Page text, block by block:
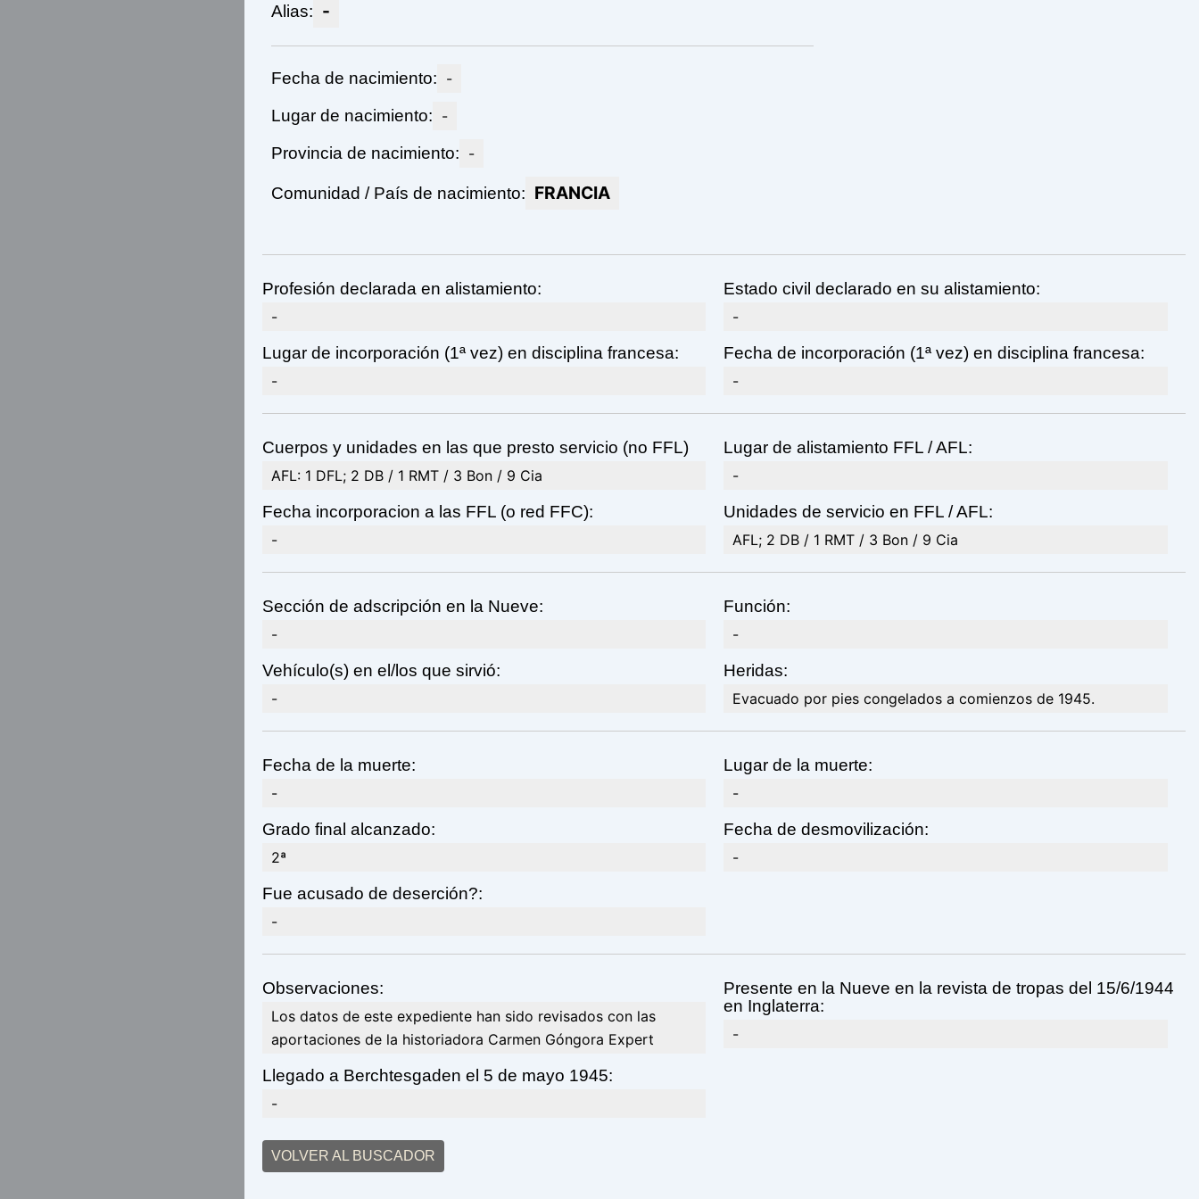
Alias: -
Fecha de nacimiento: -
Lugar de nacimiento: -
Provincia de nacimiento: -
Comunidad / País de nacimiento: FRANCIA
Profesión declarada en alistamiento:
-
Estado civil declarado en su alistamiento:
-
Lugar de incorporación (1ª vez) en disciplina francesa:
-
Fecha de incorporación (1ª vez) en disciplina francesa:
-
Cuerpos y unidades en las que presto servicio (no FFL)
AFL: 1 DFL; 2 DB / 1 RMT / 3 Bon / 9 Cia
Lugar de alistamiento FFL / AFL:
-
Fecha incorporacion a las FFL (o red FFC):
-
Unidades de servicio en FFL / AFL:
AFL; 2 DB / 1 RMT / 3 Bon / 9 Cia
Sección de adscripción en la Nueve:
-
Función:
-
Vehículo(s) en el/los que sirvió:
-
Heridas:
Evacuado por pies congelados a comienzos de 1945.
Fecha de la muerte:
-
Lugar de la muerte:
-
Grado final alcanzado:
2ª
Fecha de desmovilización:
-
Fue acusado de deserción?:
-
Observaciones:
Los datos de este expediente han sido revisados con las
aportaciones de la historiadora Carmen Góngora Expert
Presente en la Nueve en la revista de tropas del 15/6/1944
en Inglaterra:
-
Llegado a Berchtesgaden el 5 de mayo 1945:
-
VOLVER AL BUSCADOR